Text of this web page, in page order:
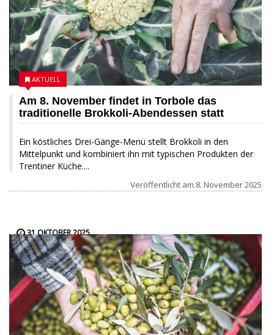
Am 8. November findet in Torbole das
traditionelle Brokkoli-Abendessen statt
Ein köstliches Drei-Gänge-Menü stellt Brokkoli in den
Mittelpunkt und kombiniert ihn mit typischen Produkten der
Trentiner Küche....
AKTUELL
Veröffentlicht am 8. November 2025
31 OKTOBER 2025